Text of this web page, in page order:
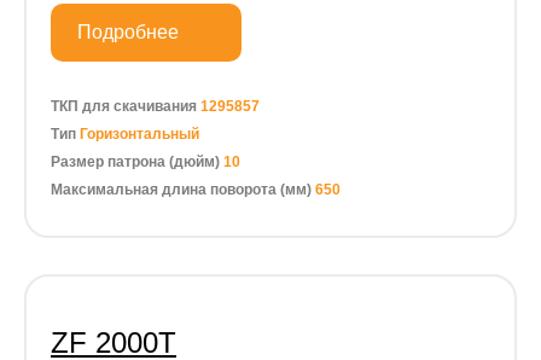
Подробнее
ТКП для скачивания 1295857
Тип Горизонтальный
Размер патрона (дюйм) 10
Максимальная длина поворота (мм) 650
ZF 2000T